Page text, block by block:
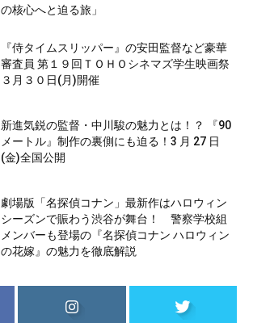
の核心へと迫る旅」
『侍タイムスリッパー』の安田監督など豪華
審査員 第１９回ＴＯＨＯシネマズ学生映画祭
３月３０日(月)開催
新進気鋭の監督・中川駿の魅力とは！？ 『90
メートル』制作の裏側にも迫る！3 月 27 日
(金)全国公開
劇場版「名探偵コナン」最新作はハロウィン
シーズンで賑わう渋谷が舞台！ 警察学校組
メンバーも登場の『名探偵コナン ハロウィン
の花嫁』の魅力を徹底解説